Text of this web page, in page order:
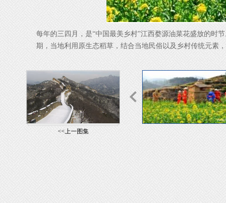
每年的三四月，是“中国最美乡村”江西婺源油菜花盛放的时
期，当地利用原生态稻草，结合当地民俗以及乡村传统元素
<<上一图集